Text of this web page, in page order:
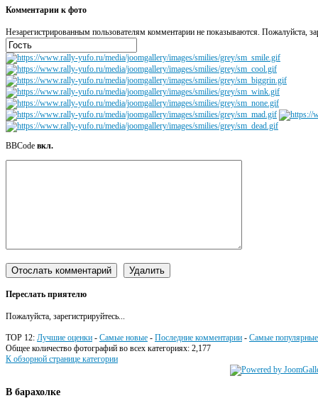
Комментарии к фото
Незарегистрированным пользователям комментарии не показываются. Пожалуйста,
BBCode вкл.
Переслать приятелю
Пожалуйста, зарегистрируйтесь...
TOP 12: Лучшие оценки - Самые новые - Последние комментарии - Самые популярные
Общее количество фотографий во всех категориях: 2,177
К обзорной странице категории
В барахолке